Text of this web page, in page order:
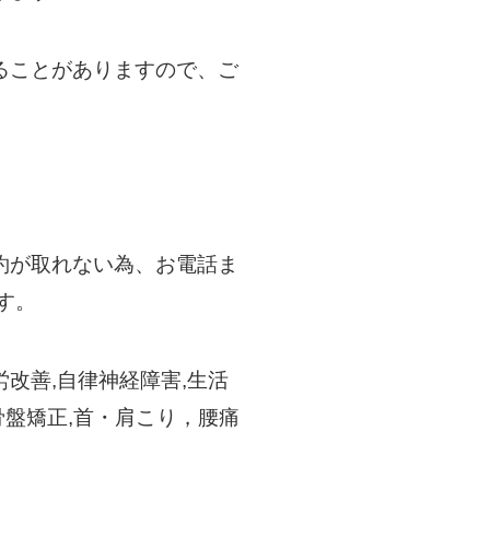
ことがありますので、ご
取れない為、お電話ま
。
改善,自律神経障害,生活
矯正,首・肩こり，腰痛